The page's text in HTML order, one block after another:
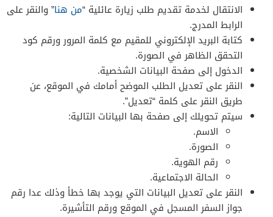
الانتقال لخدمة تقديم طلب زيارة عائلية “من هنا” والنقر على
الرابط المدرج.
كتابة البريد الإلكتروني للمقيم مع كلمة المرور ورقم كود
التحقق الظاهر في الصورة.
الدخول إلى صفحة البيانات الشخصية.
النقر على تعديل الطلب الموضح أمامك في الموقع، عن
طريق النقر على كلمة “تعديل”.
سيتم تحويلك إلى صفحة بها البيانات التالية:
الاسم.
الصورة.
رقم الهوية.
الحالة الاجتماعية.
النقر على تعديل البيانات التي يوجد بها خطأ وذلك عدا رقم
جواز السفر المسجل في الموقع ورقم التأشيرة.